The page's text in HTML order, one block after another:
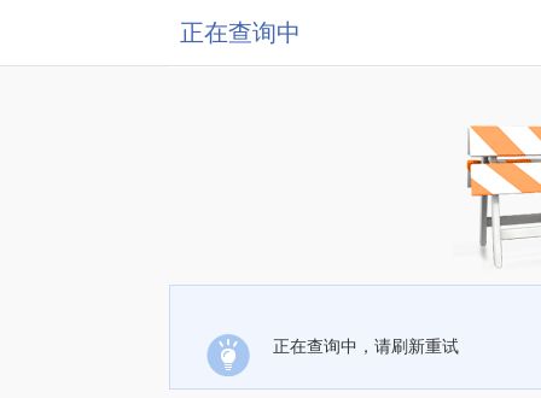
正在查询中
正在查询中，请刷新重试